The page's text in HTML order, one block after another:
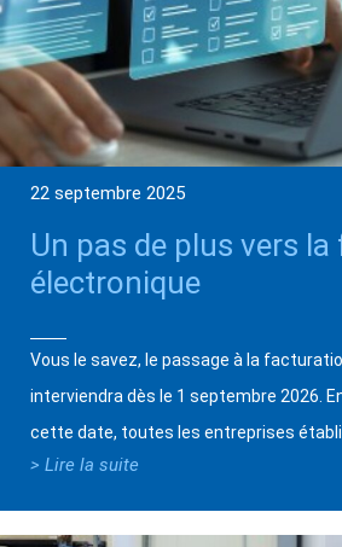
22 septembre 2025
Un pas de plus vers
électronique
Vous le savez, le passage à la
interviendra dès le 1 septembre 2026.
cette date, toutes les entreprises
> Lire la suite